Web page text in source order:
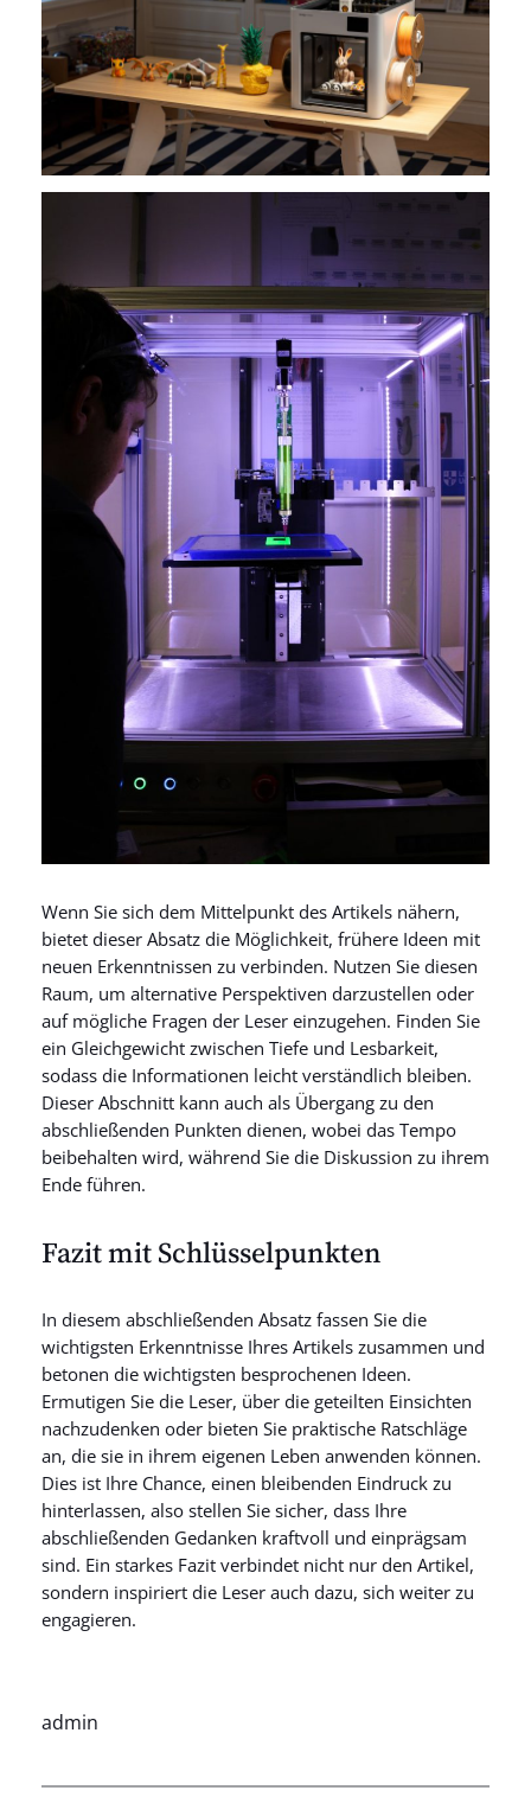
Wenn Sie sich dem Mittelpunkt des Artikels nähern,
bietet dieser Absatz die Möglichkeit, frühere Ideen mit
neuen Erkenntnissen zu verbinden. Nutzen Sie diesen
Raum, um alternative Perspektiven darzustellen oder
auf mögliche Fragen der Leser einzugehen. Finden Sie
ein Gleichgewicht zwischen Tiefe und Lesbarkeit,
sodass die Informationen leicht verständlich bleiben.
Dieser Abschnitt kann auch als Übergang zu den
abschließenden Punkten dienen, wobei das Tempo
beibehalten wird, während Sie die Diskussion zu ihrem
Ende führen.
Fazit mit Schlüsselpunkten
In diesem abschließenden Absatz fassen Sie die
wichtigsten Erkenntnisse Ihres Artikels zusammen und
betonen die wichtigsten besprochenen Ideen.
Ermutigen Sie die Leser, über die geteilten Einsichten
nachzudenken oder bieten Sie praktische Ratschläge
an, die sie in ihrem eigenen Leben anwenden können.
Dies ist Ihre Chance, einen bleibenden Eindruck zu
hinterlassen, also stellen Sie sicher, dass Ihre
abschließenden Gedanken kraftvoll und einprägsam
sind. Ein starkes Fazit verbindet nicht nur den Artikel,
sondern inspiriert die Leser auch dazu, sich weiter zu
engagieren.
admin